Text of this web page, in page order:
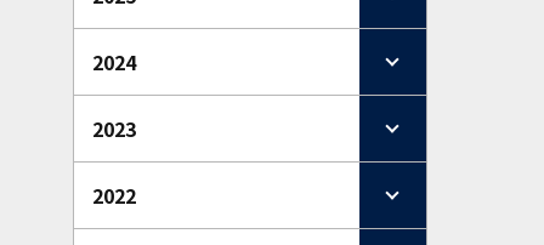
2024
2023
2022